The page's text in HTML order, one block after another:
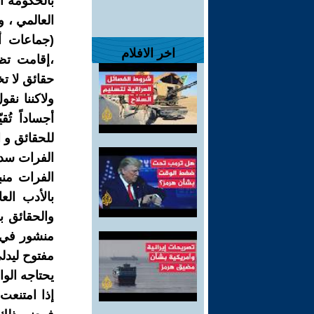
اخر الافلام
العالمي
(جماعات
،إقامت
حقائق لا
ولاكننا
أجساداً
للحقائق و
الفرات
الفرات
بالأدب
منشور في
مفتوح
يحتاجه
إذا